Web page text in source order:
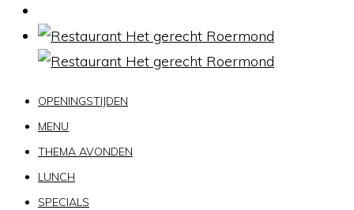
OPENINGSTIJDEN
MENU
THEMA AVONDEN
LUNCH
SPECIALS